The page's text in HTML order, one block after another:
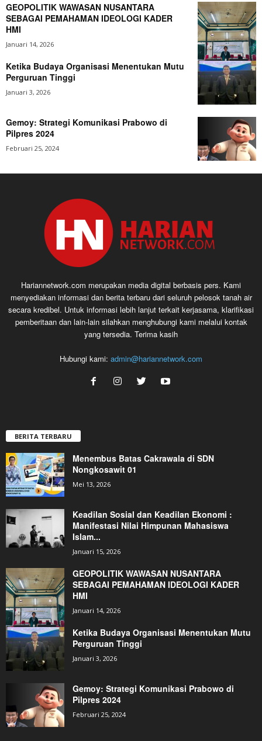
GEOPOLITIK WAWASAN NUSANTARA
SEBAGAI PEMAHAMAN IDEOLOGI KADER
HMI
Januari 14, 2026
Ketika Budaya Organisasi Menentukan Mutu
Perguruan Tinggi
Januari 3, 2026
Gemoy: Strategi Komunikasi Prabowo di
Pilpres 2024
Februari 25, 2024
Hariannetwork.com merupakan media digital berbasis pers. Kami
menyediakan informasi dan berita terbaru dari seluruh pelosok tanah air
secara kredibel. Untuk informasi lebih lanjut terkait kerjasama, klarifikasi
pemberitaan dan lain-lain silahkan menghubungi kami melalui kontak
yang tersedia. Terima kasih
Hubungi kami: admin@hariannetwork.com
BERITA TERBARU
Menembus Batas Cakrawala di SDN
Nongkosawit 01
Mei 13, 2026
Keadilan Sosial dan Keadilan Ekonomi :
Manifestasi Nilai Himpunan Mahasiswa
Islam...
Januari 15, 2026
GEOPOLITIK WAWASAN NUSANTARA
SEBAGAI PEMAHAMAN IDEOLOGI KADER
HMI
Januari 14, 2026
Ketika Budaya Organisasi Menentukan Mutu
Perguruan Tinggi
Januari 3, 2026
Gemoy: Strategi Komunikasi Prabowo di
Pilpres 2024
Februari 25, 2024